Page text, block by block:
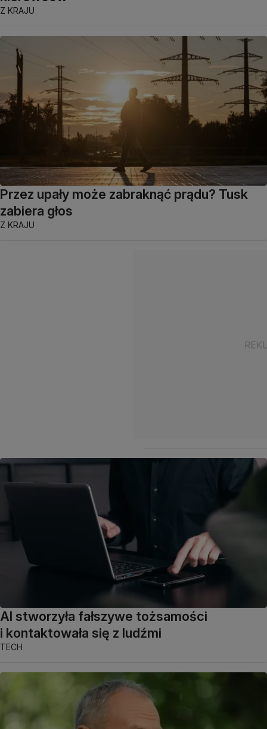
Z KRAJU
Przez upały może zabraknąć prądu? Tusk
zabiera głos
Z KRAJU
AI stworzyła fałszywe tożsamości
i kontaktowała się z ludźmi
TECH